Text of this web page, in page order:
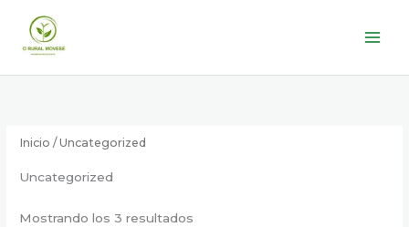
contenido
Inicio / Uncategorized
Uncategorized
Mostrando los 3 resultados